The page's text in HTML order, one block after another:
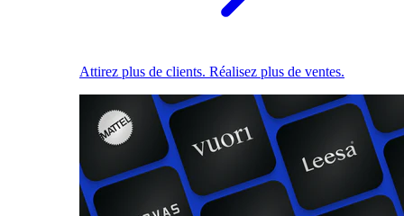
Attirez plus de clients. Réalisez plus de ventes.